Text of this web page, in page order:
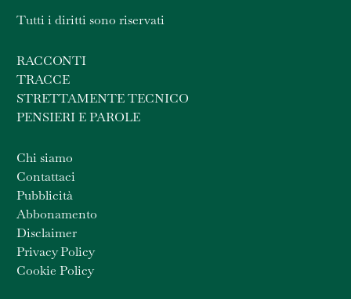
Tutti i diritti sono riservati
RACCONTI
TRACCE
STRETTAMENTE TECNICO
PENSIERI E PAROLE
Chi siamo
Contattaci
Pubblicità
Abbonamento
Disclaimer
Privacy Policy
Cookie Policy